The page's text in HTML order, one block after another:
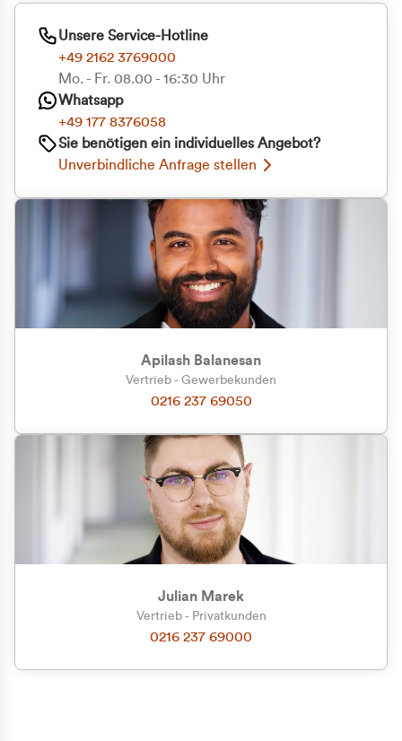
Zu welcher Kundengruppe
gehören Sie?
Privatkunde (inkl. MwSt.)
Geschäftskunde (exkl. MwSt.)
Unsere Service-Hotline
+49 2162 3769000
Mo. - Fr. 08.00 - 16:30 Uhr
Whatsapp
+49 177 8376058
Sie benötigen ein individuelles Angebot?
Unverbindliche Anfrage stellen
Apilash Balanesan
Vertrieb - Gewerbekunden
0216 237 69050
Julian Marek
Vertrieb - Privatkunden
0216 237 69000